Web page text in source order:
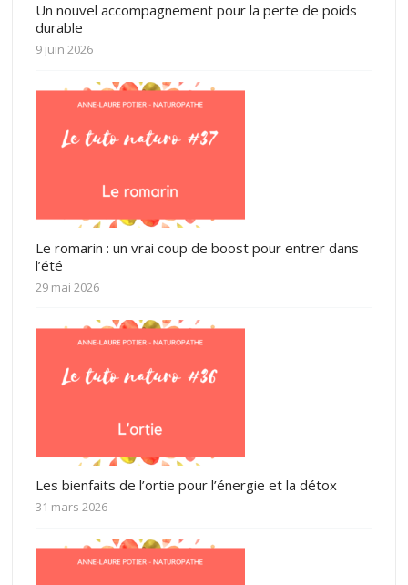
Un nouvel accompagnement pour la perte de poids
durable
9 juin 2026
Le romarin : un vrai coup de boost pour entrer dans
l’été
29 mai 2026
Les bienfaits de l’ortie pour l’énergie et la détox
31 mars 2026